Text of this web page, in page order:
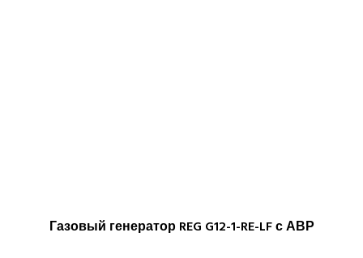
Газовый генератор REG G12-1-RE-LF с АВР